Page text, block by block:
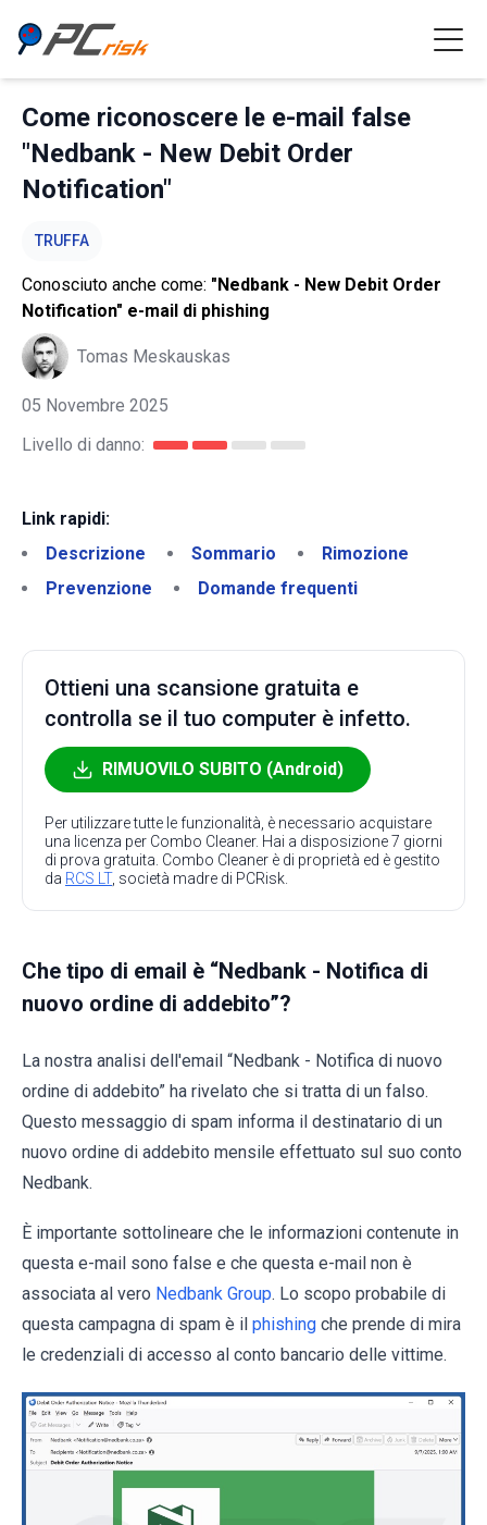
Come riconoscere le e-mail false
"Nedbank - New Debit Order
Notification"
TRUFFA
Conosciuto anche come: "Nedbank - New Debit Order
Notification" e-mail di phishing
Tomas Meskauskas
05 Novembre 2025
Livello di danno:
Link rapidi:
Descrizione
Sommario
Rimozione
Prevenzione
Domande frequenti
Ottieni una scansione gratuita e
controlla se il tuo computer è infetto.
RIMUOVILO SUBITO (Android)
Per utilizzare tutte le funzionalità, è necessario acquistare
una licenza per Combo Cleaner. Hai a disposizione 7 giorni
di prova gratuita. Combo Cleaner è di proprietà ed è gestito
da RCS LT, società madre di PCRisk.
Che tipo di email è “Nedbank - Notifica di
nuovo ordine di addebito”?
La nostra analisi dell'email “Nedbank - Notifica di nuovo
ordine di addebito” ha rivelato che si tratta di un falso.
Questo messaggio di spam informa il destinatario di un
nuovo ordine di addebito mensile effettuato sul suo conto
Nedbank.
È importante sottolineare che le informazioni contenute in
questa e-mail sono false e che questa e-mail non è
associata al vero Nedbank Group. Lo scopo probabile di
questa campagna di spam è il phishing che prende di mira
le credenziali di accesso al conto bancario delle vittime.